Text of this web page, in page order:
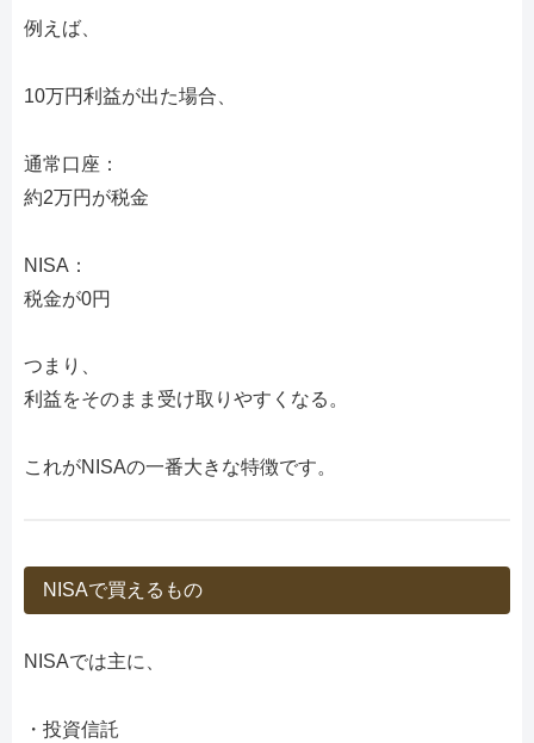
例えば、
10万円利益が出た場合、
通常口座：
約2万円が税金
NISA：
税金が0円
つまり、
利益をそのまま受け取りやすくなる。
これがNISAの一番大きな特徴です。
NISAで買えるもの
NISAでは主に、
・投資信託